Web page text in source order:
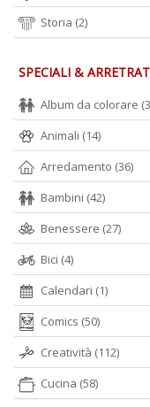
Storia (2)
SPECIALI &
Album da colorare
Animali (14)
Arredamento (36)
Bambini (42)
Benessere (27)
Bici (4)
Calendari (1)
Comics (50)
Creatività (112)
Cucina (58)